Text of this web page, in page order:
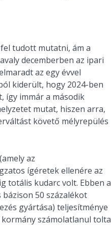
tudott mutatni, ám a
decemberben az ipari
az egy évvel
kiderült, hogy 2024-ben
így immár a második
mutat, hiszen arra,
követő mélyrepülés
az
ígéretek ellenére az
totális kudarc volt. Ebben a
50 százalékot
gyártása) teljesítménye
számolatlanul tolta